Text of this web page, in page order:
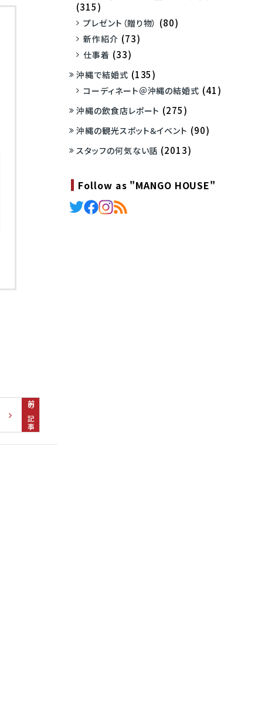
前の記事
(315)
プレゼント（贈り物） (80)
新作紹介 (73)
仕事着 (33)
沖縄で結婚式 (135)
コーディネート＠沖縄の結婚式 (41)
沖縄の飲食店レポート (275)
沖縄の観光スポット＆イベント (90)
スタッフの何気ない話 (2013)
Follow as "MANGO HOUSE"